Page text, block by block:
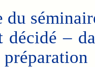
du
–